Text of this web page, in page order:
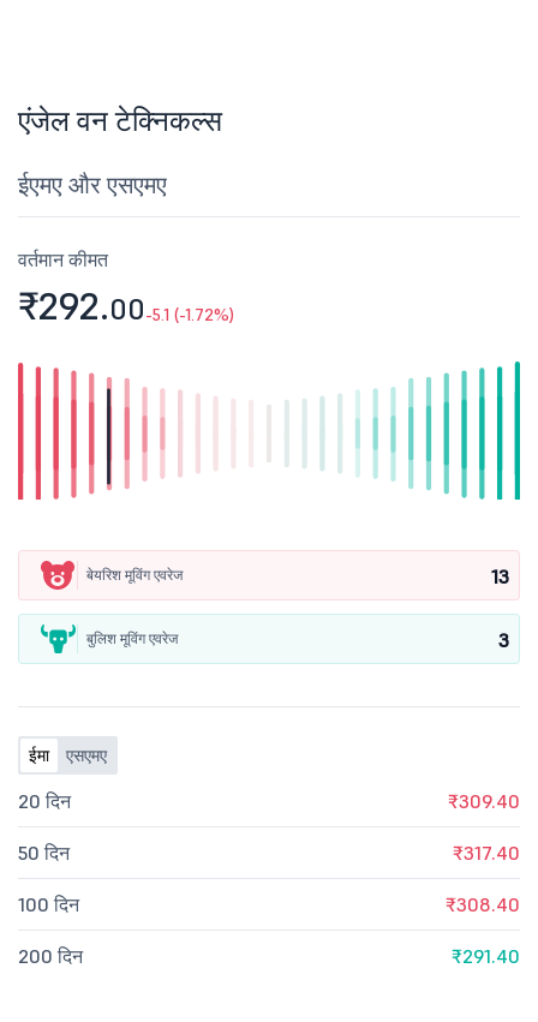
एंजेल वन टेक्निकल्स
ईएमए और एसएमए
वर्तमान कीमत
₹292.00-5.1 (-1.72%)
बेयरिश मूविंग एवरेज 13
बुलिश मूविंग एवरेज 3
ईमा एसएमए
20 दिन ₹309.40
50 दिन ₹317.40
100 दिन ₹308.40
200 दिन ₹291.40